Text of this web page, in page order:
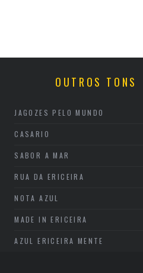
OUTROS TONS
JAGOZES PELO MUNDO
CASARIO
SABOR A MAR
RUA DA ERICEIRA
NOTA AZUL
MADE IN ERICEIRA
AZUL ERICEIRA MENTE